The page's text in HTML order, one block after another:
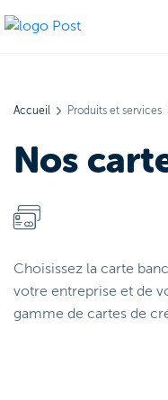
Accueil Produits et services
Nos
Choisissez la carte
votre entreprise et de
gamme de cartes de